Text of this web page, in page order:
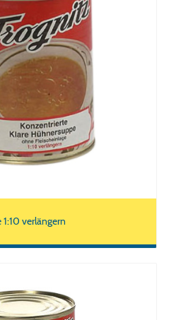
verlängern